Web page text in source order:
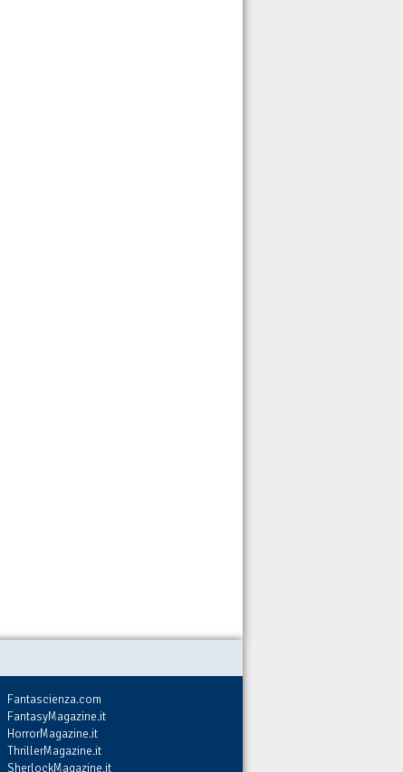
Fantascienza.com
FantasyMagazine.it
HorrorMagazine.it
ThrillerMagazine.it
SherlockMagazine.it